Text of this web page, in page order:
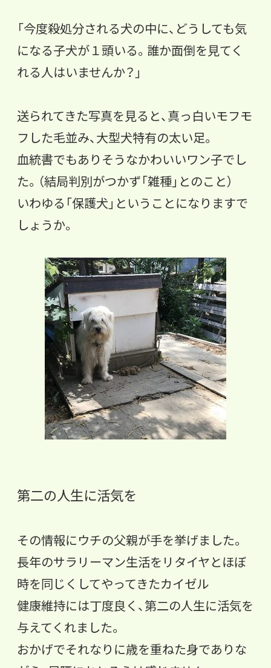
「今度殺処分される犬の中に、どうしても気
になる子犬が１頭いる。誰か面倒を見てく
れる人はいませんか？」
送られてきた写真を見ると、真っ白いモフモ
フした毛並み、大型犬特有の太い足。
血統書でもありそうなかわいいワン子でし
た。（結局判別がつかず「雑種」とのこと）
いわゆる「保護犬」ということになりますで
しょうか。
第二の人生に活気を
その情報にウチの父親が手を挙げました。
長年のサラリーマン生活をリタイヤとほぼ
時を同じくしてやってきたカイゼル
健康維持には丁度良く、第二の人生に活気を
与えてくれました。
おかげでそれなりに歳を重ねた身でありな